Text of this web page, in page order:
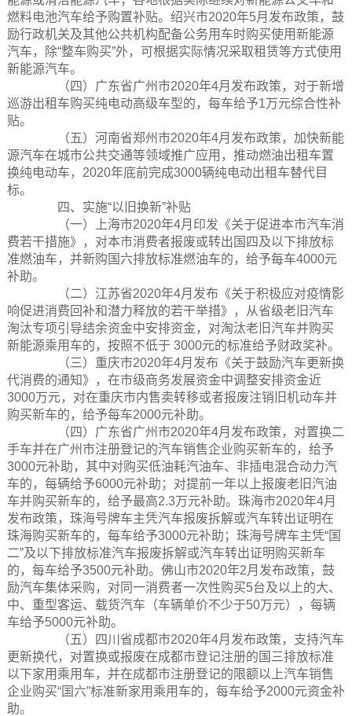
燃料电池汽车给予购置补贴。绍兴市2020年5月发布政策，鼓
励行政机关及其他公共机构配备公务用车时购买使用新能源
汽车，除“整车购买”外，可根据实际情况采取租赁等方式使用
新能源汽车。
（四）广东省广州市2020年4月发布政策，对于新增
巡游出租车购买纯电动高级车型的，每车给予1万元综合性补
贴。
（五）河南省郑州市2020年4月发布政策，加快新能
源汽车在城市公共交通等领域推广应用，推动燃油出租车置
换纯电动车，2020年底前完成3000辆纯电动出租车替代目
标。
四、实施“以旧换新”补贴
（一）上海市2020年4月印发《关于促进本市汽车消
费若干措施》，对本市消费者报废或转出国四及以下排放标
准燃油车，并新购国六排放标准燃油车的，给予每车4000元
补助。
（二）江苏省2020年4月发布《关于积极应对疫情影
响促进消费回补和潜力释放的若干举措》，从省级老旧汽车
淘汰专项引导结余资金中安排资金，对淘汰老旧汽车并购买
新能源乘用车的，按照不低于 3000元的标准给予财政奖补。
（三）重庆市2020年4月发布《关于鼓励汽车更新换
代消费的通知》，在市级商务发展资金中调整安排资金近
3000万元，对在重庆市内售卖转移或者报废注销旧机动车并
购买新车的，给予每车2000元补助。
（四）广东省广州市2020年4月发布政策，对置换二
手车并在广州市注册登记的汽车销售企业购买新车的，给予
3000元补助，其中对购买低油耗汽油车、非插电混合动力汽
车的，每辆给予6000元补助；对提前一年以上报废老旧汽油
车并购买新车的，给予最高2.3万元补助。珠海市2020年4月
发布政策，珠海号牌车主凭汽车报废拆解或汽车转出证明在
珠海购买新车的，每车给予3000元补助；珠海号牌车主凭“国
二”及以下排放标准汽车报废拆解或汽车转出证明购买新车
的，每车给予3500元补助。佛山市2020年2月发布政策，鼓
励汽车集体采购，对同一消费者一次性购买5台及以上的大、
中、重型客运、载货汽车（车辆单价不少于50万元），每辆
车给予5000元补助。
（五）四川省成都市2020年4月发布政策，支持汽车
更新换代，对置换或报废在成都市登记注册的国三排放标准
以下家用乘用车，并在成都市注册登记的限额以上汽车销售
企业购买“国六”标准新家用乘用车的，每车给予2000元资金补
助。